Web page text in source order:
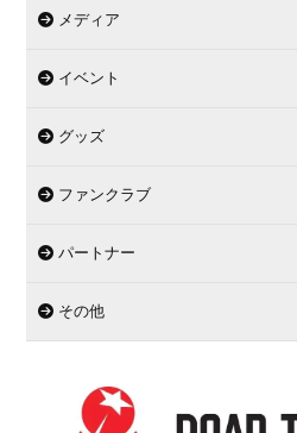
メディア
イベント
グッズ
ファンクラブ
パートナー
その他